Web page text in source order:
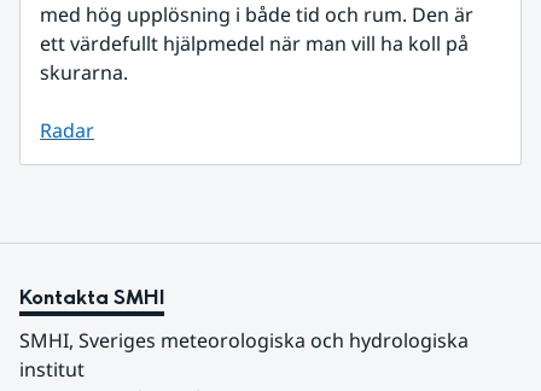
med hög upplösning i både tid och rum. Den är
ett värdefullt hjälpmedel när man vill ha koll på
skurarna.
Radar
Kontakta SMHI
SMHI, Sveriges meteorologiska och hydrologiska
institut